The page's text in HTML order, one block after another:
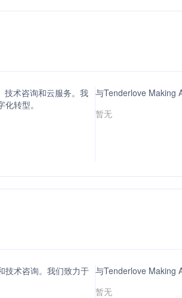
技术咨询和云服务。我
转型。
与Tenderlove Making
暂无
技术咨询。我们致力于 与Tenderlove Making
暂无